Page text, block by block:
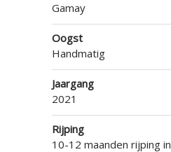
Gamay
Oogst
Handmatig
Jaargang
2021
Rijping
10-12 maanden rijping